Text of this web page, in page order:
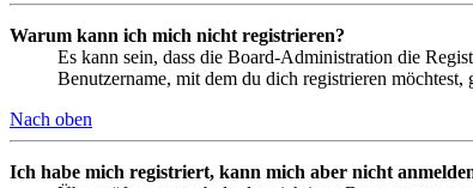
Warum kann ich mich nicht registrieren?
Es kann sein, dass die Board-Administration die
Benutzername, mit dem du dich registrieren
Nach oben
Ich habe mich registriert, kann mich aber nicht